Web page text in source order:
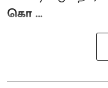
கொ ...